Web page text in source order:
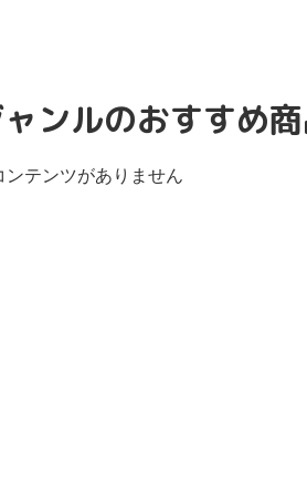
ンルのおすすめ
テンツがありません